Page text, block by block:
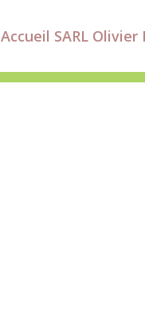
Accueil SARL Olivier